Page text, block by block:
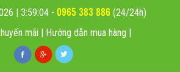
| 3:59:04 - 0965 383 886 (24/24h)
mãi | Hướng dẫn mua hàng |